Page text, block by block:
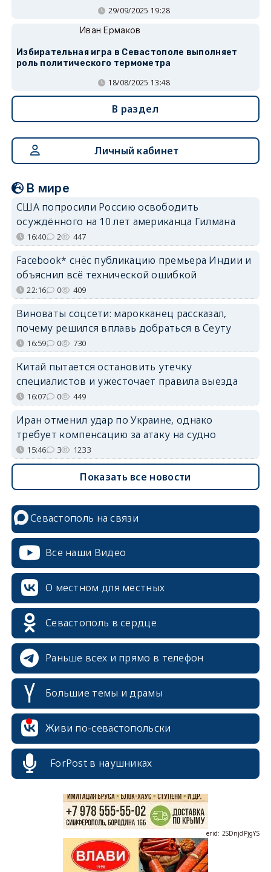
29/09/2025 19:28
Иван Ермаков
Избирательная игра в Севастополе выполняет
роль политического термометра
18/08/2025 13:48
В раздел
Личный кабинет
В мире
США попросили Россию освободить
осуждённого на 10 лет американца Гилмана
16:40 2 447
Facebook* снёс публикацию премьера Индии и
объяснил всё технической ошибкой
22:16 0 409
Виноваты соцсети: марокканец рассказал,
почему решился вплавь добраться в Сеуту
16:59 0 730
Китай пытается остановить утечку
специалистов и ужесточает правила выезда
16:07 0 449
Иран отменил удар по Украине, однако
требует компенсацию за атаку на судно
15:46 3 1233
Показать все новости
Севастополь на связи
Все наши Видео
О местном для местных
Севастополь в сердце
Раньше всех и прямо в телефон
Большие темы и драмы
Живи по-севастопольски
ForPost в наушниках
erid: 2SDnjcrDNw6
erid: 2SDnjdPjgYS